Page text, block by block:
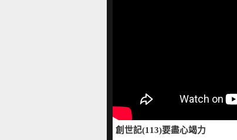
創世記(113)要盡心竭力